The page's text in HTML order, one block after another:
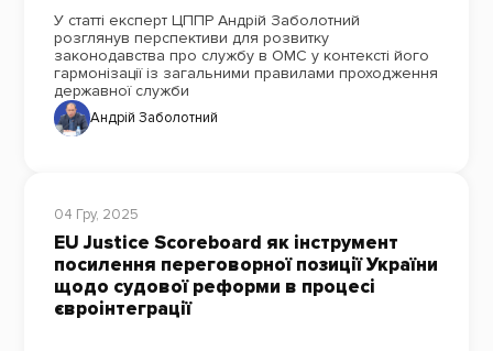
У статті експерт ЦППР Андрій Заболотний
розглянув перспективи для розвитку
законодавства про службу в ОМС у контексті його
гармонізації із загальними правилами проходження
державної служби
Андрій Заболотний
04 Гру, 2025
EU Justice Scoreboard як інструмент
посилення переговорної позиції України
щодо судової реформи в процесі
євроінтеграції